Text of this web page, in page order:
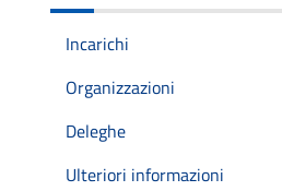
Incarichi
Organizzazioni
Deleghe
Ulteriori informazioni